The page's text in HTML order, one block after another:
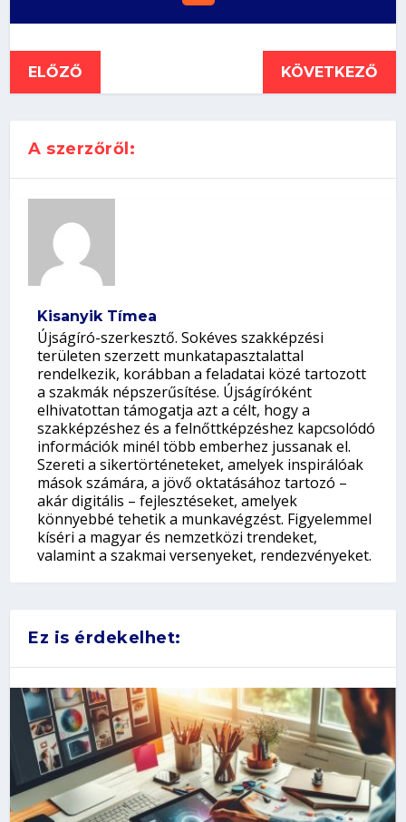
ELŐZŐ KÖVETKEZŐ
A szerzőről:
Kisanyik Tímea
Újságíró-szerkesztő. Sokéves szakképzési
területen szerzett munkatapasztalattal
rendelkezik, korábban a feladatai közé tartozott
a szakmák népszerűsítése. Újságíróként
elhivatottan támogatja azt a célt, hogy a
szakképzéshez és a felnőttképzéshez kapcsolódó
információk minél több emberhez jussanak el.
Szereti a sikertörténeteket, amelyek inspirálóak
mások számára, a jövő oktatásához tartozó –
akár digitális – fejlesztéseket, amelyek
könnyebbé tehetik a munkavégzést. Figyelemmel
kíséri a magyar és nemzetközi trendeket,
valamint a szakmai versenyeket, rendezvényeket.
Ez is érdekelhet: